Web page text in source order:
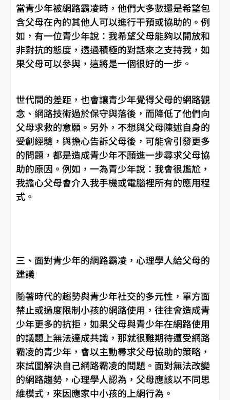
當青少年被網路霸凌時，他們大多數還是希望包
含父母在內的其他人可以進行干預或協助的。例
如，有一位青少年說：我希望父母能夠以開放和
非對抗的態度，透過積極的對話來之支持我，如
果父母可以參與，這將是一個很好的一步。
世代間的差距，也會讓青少年覺得父母的網路觀
念、網路技術過於保守與落後，而降低了他們向
父母求救的意願。另外，不想與父母陳述自身的
受創經驗，與擔心告訴父母後，可能會引發更多
的問題，都是造成青少年不願進一步尋求父母協
助的原因。例如，一為青少年說：我會很尷尬，
我擔心父母會介入我手機或電腦裡所有的應用程
式。
三、面對青少年的網路霸凌，心理學人給父母的
建議
隨著時代的趨勢與青少年社交的多元性，單方面
禁止或過度限制小孩的網路使用，往往會造成青
少年更多的抗拒，如果父母與青少年在網路使用
的議題上無法達成共識，那就很難期待遭受網路
霸凌的青少年，會以主動尋求父母協助的策略，
來試圖解決自己網路霸凌的問題。面對無法改變
的網路趨勢，心理學人認為，父母應該以不同思
維模式，來因應家中小孩的上網行為。